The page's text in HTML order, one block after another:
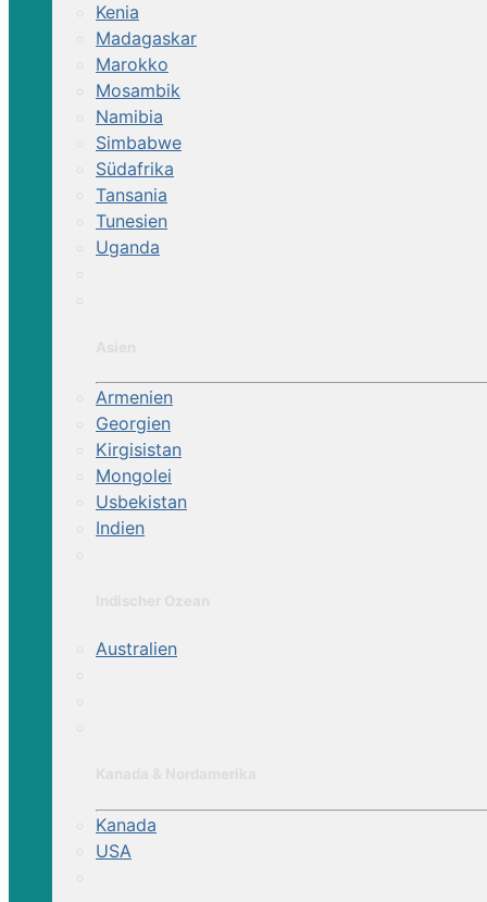
Kenia
Madagaskar
Marokko
Mosambik
Namibia
Simbabwe
Südafrika
Tansania
Tunesien
Uganda
Armenien
Georgien
Kirgisistan
Mongolei
Usbekistan
Indien
Australien
Kanada
USA